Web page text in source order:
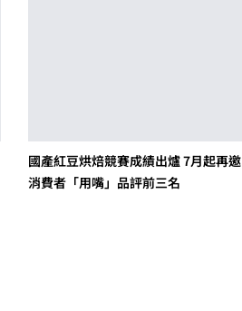
國產紅豆烘焙競賽成績出爐 7月起再邀
消費者「用嘴」品評前三名